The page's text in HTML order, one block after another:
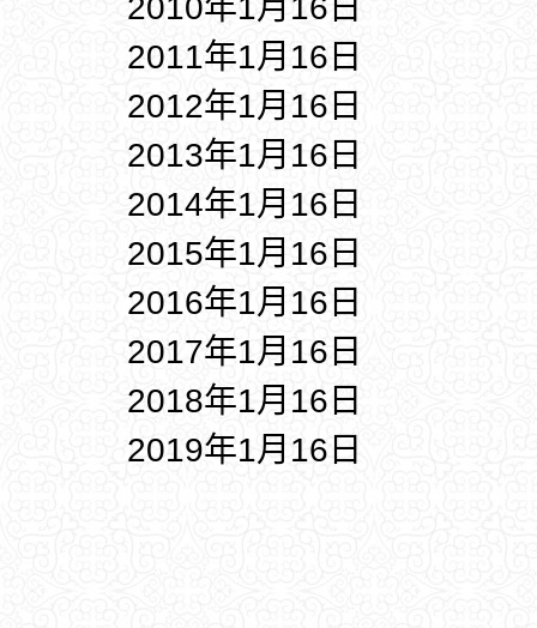
2010年1月16日
2011年1月16日
2012年1月16日
2013年1月16日
2014年1月16日
2015年1月16日
2016年1月16日
2017年1月16日
2018年1月16日
2019年1月16日